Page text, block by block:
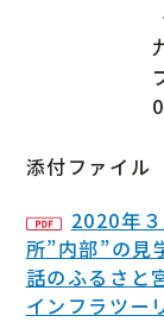
添付ファイル
2020年
所”内部”の
話のふるさと
インフラツー